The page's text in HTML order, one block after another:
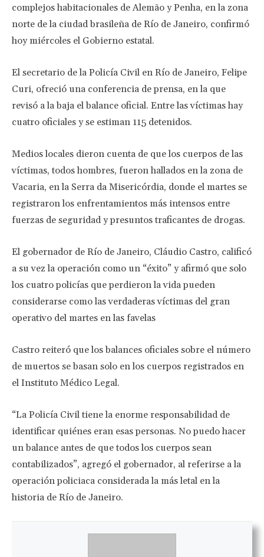
complejos habitacionales de Alemão y Penha, en la zona
norte de la ciudad brasileña de Río de Janeiro, confirmó
hoy miércoles el Gobierno estatal.
El secretario de la Policía Civil en Río de Janeiro, Felipe
Curi, ofreció una conferencia de prensa, en la que
revisó a la baja el balance oficial. Entre las víctimas hay
cuatro oficiales y se estiman 115 detenidos.
Medios locales dieron cuenta de que los cuerpos de las
víctimas, todos hombres, fueron hallados en la zona de
Vacaria, en la Serra da Misericórdia, donde el martes se
registraron los enfrentamientos más intensos entre
fuerzas de seguridad y presuntos traficantes de drogas.
El gobernador de Río de Janeiro, Cláudio Castro, calificó
a su vez la operación como un “éxito” y afirmó que solo
los cuatro policías que perdieron la vida pueden
considerarse como las verdaderas víctimas del gran
operativo del martes en las favelas
Castro reiteró que los balances oficiales sobre el número
de muertos se basan solo en los cuerpos registrados en
el Instituto Médico Legal.
“La Policía Civil tiene la enorme responsabilidad de
identificar quiénes eran esas personas. No puedo hacer
un balance antes de que todos los cuerpos sean
contabilizados”, agregó el gobernador, al referirse a la
operación policiaca considerada la más letal en la
historia de Río de Janeiro.